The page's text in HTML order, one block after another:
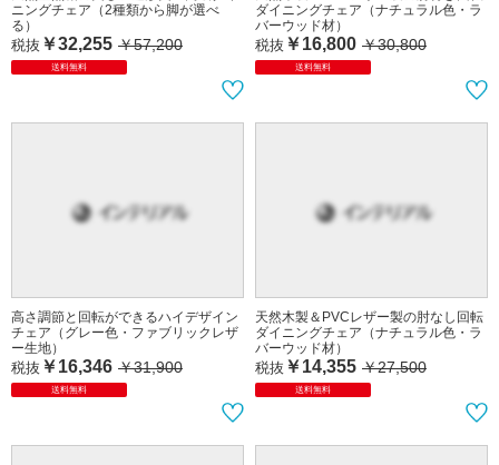
ニングチェア（2種類から脚が選べ
る）
税抜 ￥32,255 ￥57,200
送料無料
ダイニングチェア（ナチュラル色・ラ
バーウッド材）
税抜 ￥16,800 ￥30,800
送料無料
高さ調節と回転ができるハイデザイン
チェア（グレー色・ファブリックレザ
ー生地）
税抜 ￥16,346 ￥31,900
送料無料
天然木製＆PVCレザー製の肘なし回転
ダイニングチェア（ナチュラル色・ラ
送料無料